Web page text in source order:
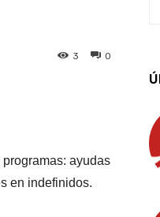
0
3
ayudas
en indefinidos.